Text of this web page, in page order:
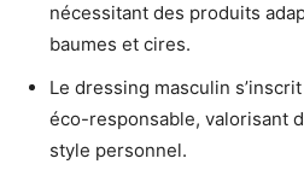
nécessitant des produits
baumes et cires.
Le dressing masculin
éco-responsable, valorisant
style personnel.